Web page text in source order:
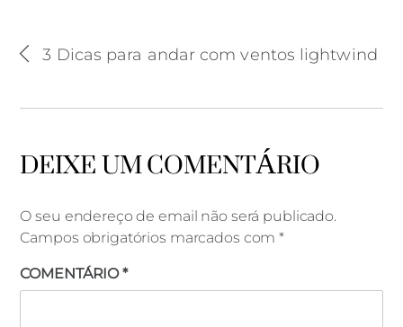
3 Dicas para andar com ventos lightwind
DEIXE UM COMENTÁRIO
O seu endereço de email não será publicado.
Campos obrigatórios marcados com*
COMENTÁRIO*